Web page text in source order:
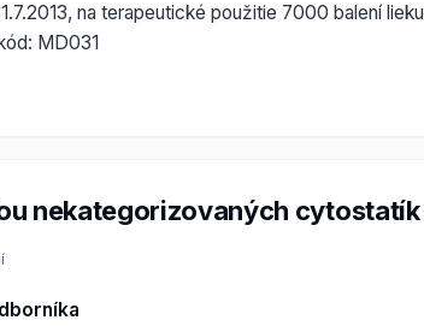
na terapeutické použitie 7000 balení lieku
MD031
nekategorizovaných cytostatík